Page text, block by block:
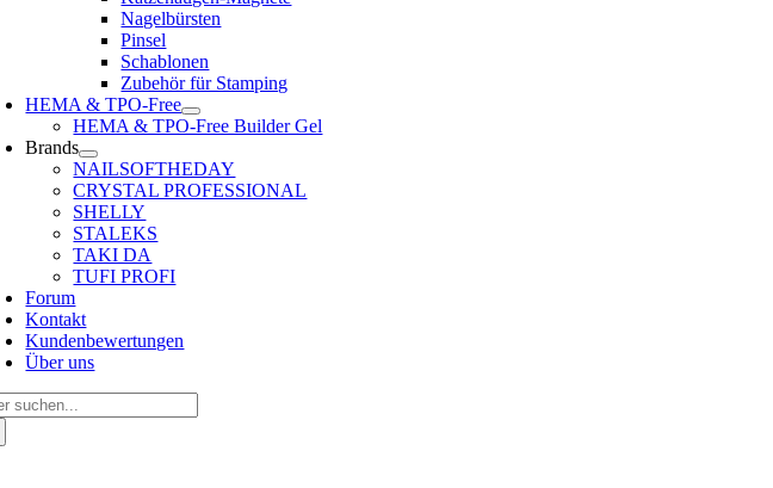
Nagelbürsten
Pinsel
Schablonen
Zubehör für Stamping
HEMA & TPO-Free
HEMA & TPO-Free Builder Gel
Brands
NAILSOFTHEDAY
CRYSTAL PROFESSIONAL
SHELLY
STALEKS
TAKI DA
TUFI PROFI
Forum
Kontakt
Kundenbewertungen
Über uns